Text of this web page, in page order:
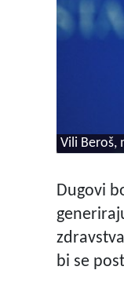
Vili Beroš,
Dugovi
bi se